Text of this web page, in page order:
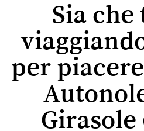
Sia che
per